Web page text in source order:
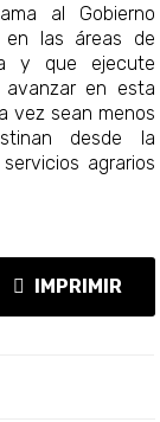
al Gobierno
en las áreas de
y que ejecute
avanzar en esta
vez sean menos
desde la
agrarios
IMPRIMIR